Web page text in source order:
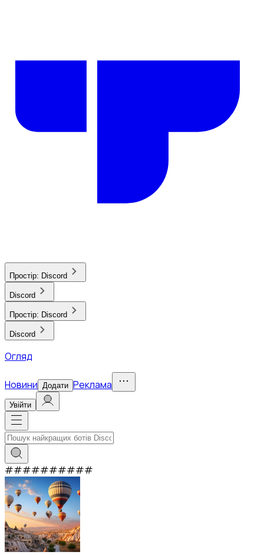
Простір: Discord
Discord
Простір: Discord
Discord
Огляд
Новини Додати Реклама
Увійти
##########